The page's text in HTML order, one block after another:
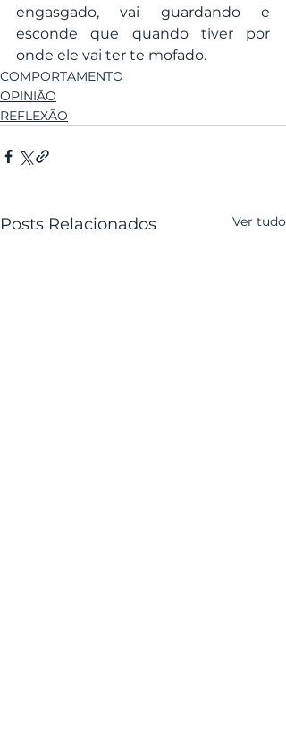
engasgado, vai guardando e
esconde que quando tiver por
onde ele vai ter te mofado.
COMPORTAMENTO
OPINIÃO
REFLEXÃO
Posts Relacionados Ver tudo